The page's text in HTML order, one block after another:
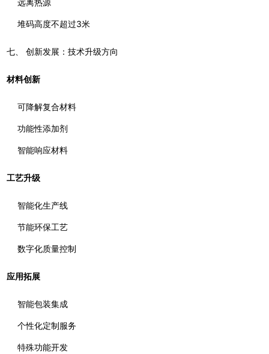
远离热源
堆码高度不超过3米
七、 创新发展：技术升级方向
材料创新
可降解复合材料
功能性添加剂
智能响应材料
工艺升级
智能化生产线
节能环保工艺
数字化质量控制
应用拓展
智能包装集成
个性化定制服务
特殊功能开发